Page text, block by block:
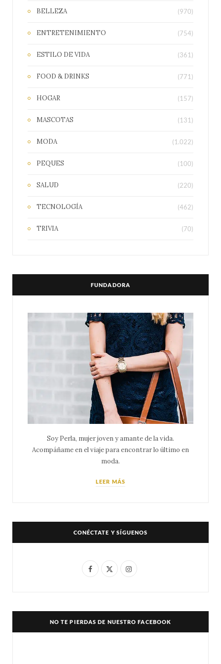
BELLEZA (970)
ENTRETENIMIENTO (754)
ESTILO DE VIDA (361)
FOOD & DRINKS (771)
HOGAR (157)
MASCOTAS (131)
MODA (1.022)
PEQUES (100)
SALUD (220)
TECNOLOGÍA (462)
TRIVIA (70)
FUNDADORA
Soy Perla, mujer joven y amante de la vida.
Acompáñame en el viaje para encontrar lo último en
moda.
LEER MÁS
CONÉCTATE Y SÍGUENOS
F
e
X
w
I
t
NO TE PIERDAS DE NUESTRO FACEBOOK